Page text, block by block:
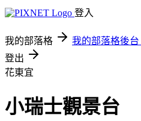
登入
我的部落格 我的部落格後台
登出
花東宜
小瑞士觀景台